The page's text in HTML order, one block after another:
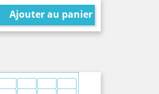
Ajouter au panier